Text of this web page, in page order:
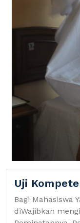
Uji
Bagi Mahasiswa
diWajibkan